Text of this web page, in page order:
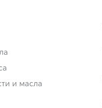
и масла